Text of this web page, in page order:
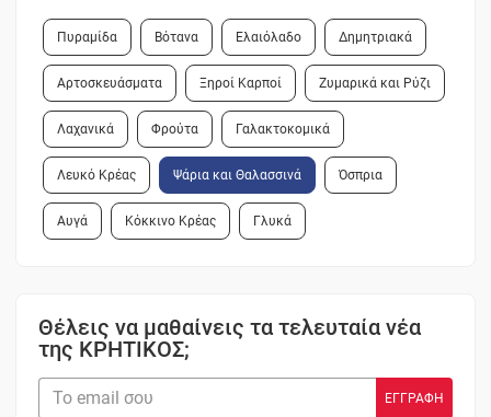
Πυραμίδα Βότανα Ελαιόλαδο Δημητριακά
Αρτοσκευάσματα Ξηροί Καρποί Ζυμαρικά και Ρύζι
Λαχανικά Φρούτα Γαλακτοκομικά
Λευκό Κρέας Ψάρια και Θαλασσινά Όσπρια
Αυγά Κόκκινο Κρέας Γλυκά
Θέλεις να μαθαίνεις τα τελευταία νέα
της ΚΡΗΤΙΚΟΣ;